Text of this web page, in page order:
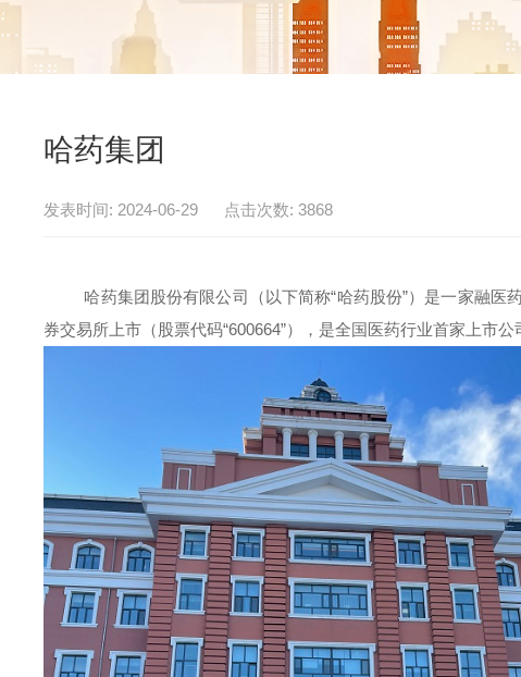
哈药集团
发表时间: 2024-06-29 点击次数: 3868
哈药集团股份有限公司（以下简称“哈药股份”）是一家融医
券交易所上市（股票代码“600664”），是全国医药行业首家上市公